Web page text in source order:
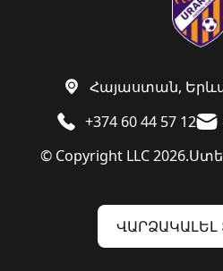
© Copyright LLC 2026.
+374 60 44 57 12
Հայաստան,